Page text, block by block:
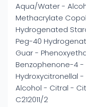
Aqua/Water -
Methacrylate
Hydrogenated
Peg-40
Guar -
Benzophenone-4 -
Hydroxycitronellal -
Alcohol - Citral -
C212011/2